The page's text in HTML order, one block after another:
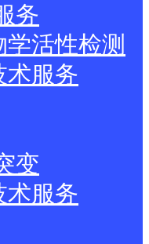
务
活性检测
术服务
变
术服务